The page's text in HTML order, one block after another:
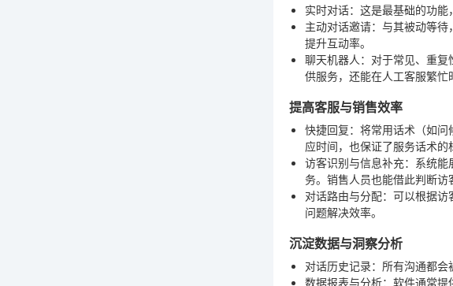
实时对话：这是最基础的功
主动对话邀请：与其被动等
提升互动率。
聊天机器人 ：对于常见、重
供服务，还能在人工客服繁忙
提高客服与销售效率
快捷回复：将常用话术（如
应时间，也保证了服务话术的
访客识别与信息补充：系统
务。销售人员也能借此判断访
对话路由与分配：可以根据
问题解决效率。
沉淀数据与洞察分析
对话历史记录：所有沟通都会
数据报表与分析：软件通常